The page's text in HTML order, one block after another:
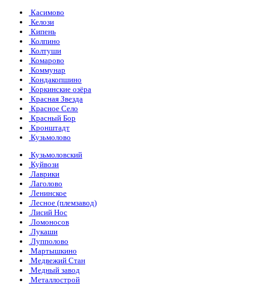
Касимово
Келози
Кипень
Колпино
Колтуши
Комарово
Коммунар
Кондакопшино
Коркинские озёра
Красная Звезда
Красное Село
Красный Бор
Кронштадт
Кузьмолово
Кузьмоловский
Куйвози
Лаврики
Лаголово
Ленинское
Лесное (племзавод)
Лисий Нос
Ломоносов
Лукаши
Лупполово
Мартышкино
Медвежий Стан
Медный завод
Металлострой